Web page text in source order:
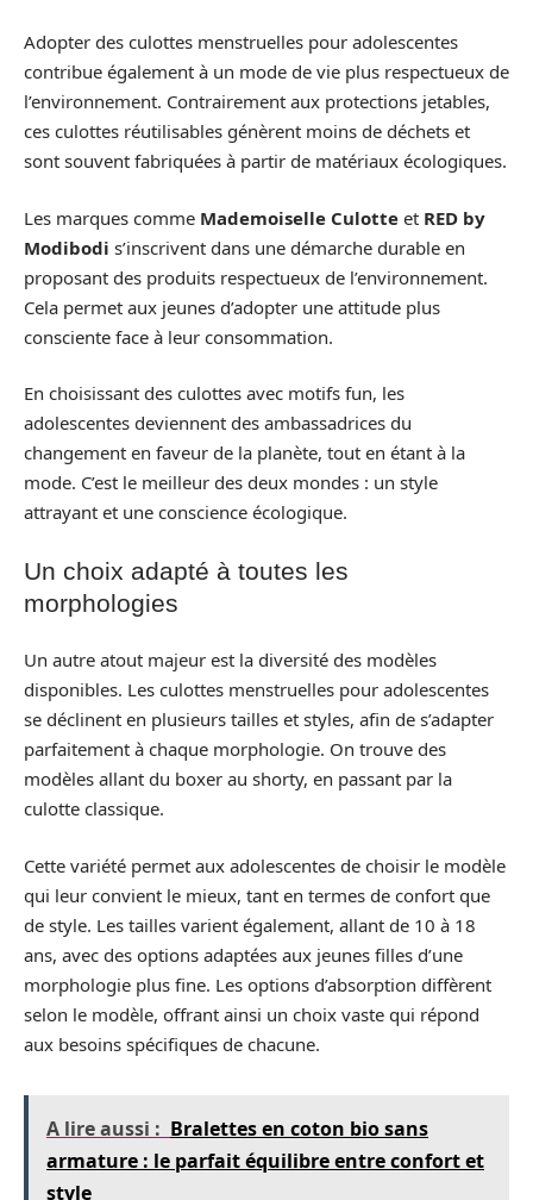
Adopter des culottes menstruelles pour adolescentes
contribue également à un mode de vie plus respectueux de
l’environnement. Contrairement aux protections jetables,
ces culottes réutilisables génèrent moins de déchets et
sont souvent fabriquées à partir de matériaux écologiques.
Les marques comme Mademoiselle Culotte et RED by
Modibodi s’inscrivent dans une démarche durable en
proposant des produits respectueux de l’environnement.
Cela permet aux jeunes d’adopter une attitude plus
consciente face à leur consommation.
En choisissant des culottes avec motifs fun, les
adolescentes deviennent des ambassadrices du
changement en faveur de la planète, tout en étant à la
mode. C’est le meilleur des deux mondes : un style
attrayant et une conscience écologique.
Un choix adapté à toutes les
morphologies
Un autre atout majeur est la diversité des modèles
disponibles. Les culottes menstruelles pour adolescentes
se déclinent en plusieurs tailles et styles, afin de s’adapter
parfaitement à chaque morphologie. On trouve des
modèles allant du boxer au shorty, en passant par la
culotte classique.
Cette variété permet aux adolescentes de choisir le modèle
qui leur convient le mieux, tant en termes de confort que
de style. Les tailles varient également, allant de 10 à 18
ans, avec des options adaptées aux jeunes filles d’une
morphologie plus fine. Les options d’absorption diffèrent
selon le modèle, offrant ainsi un choix vaste qui répond
aux besoins spécifiques de chacune.
A lire aussi : Bralettes en coton bio sans
armature : le parfait équilibre entre confort et
style